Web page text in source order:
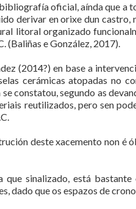
oficial, aínda que a
derivar en orixe dun
litoral organizado
(Baliñas e González, 2017).
(2014?) en base a
cerámicas atopadas no
se constatou, segundo as
reutilizados, pero sen
deste xacemento non é
que sinalizado, está
dado que os espazos de